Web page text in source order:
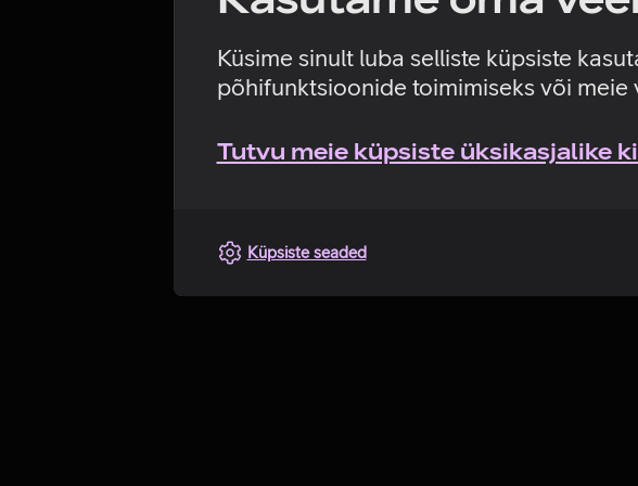
Küsime sinult luba selliste küpsiste
põhifunktsioonide toimimiseks või
Tutvu meie küpsiste üksikasjalike
Küpsiste seaded